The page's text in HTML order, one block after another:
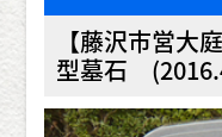
【藤沢市営
型墓石